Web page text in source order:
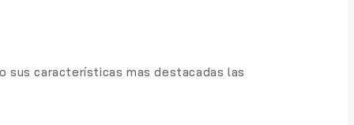
sus características mas destacadas las